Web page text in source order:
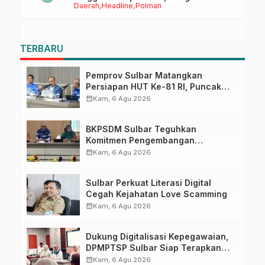
Daerah Headline Polman
Sulbar
TERBARU
Pemprov Sulbar Matangkan
Persiapan HUT Ke-81 RI, Puncak
Upacara di Lapangan Ahmad
calendar_monthKam, 6 Agu 2026
BKPSDM Sulbar Teguhkan
Komitmen Pengembangan
Kompetensi ASN melalui
calendar_monthKam, 6 Agu 2026
Sulbar Perkuat Literasi Digital
Cegah Kejahatan Love Scamming
calendar_monthKam, 6 Agu 2026
Dukung Digitalisasi Kepegawaian,
DPMPTSP Sulbar Siap Terapkan
Aplikasi FLEKSI ASN
calendar_monthKam, 6 Agu 2026